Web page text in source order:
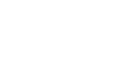
探し”TECにオ